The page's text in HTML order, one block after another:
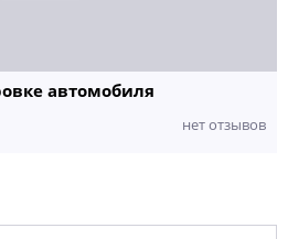
автомобиля
нет отзывов